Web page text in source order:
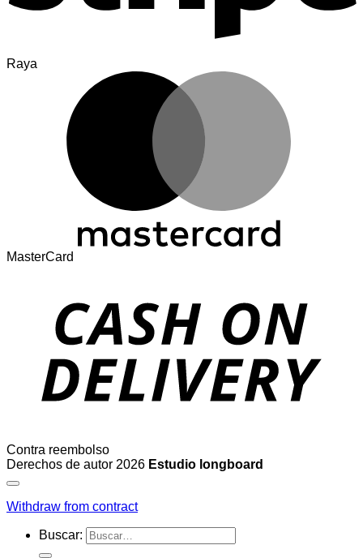
Raya
MasterCard
Contra reembolso
Derechos de autor 2026 Estudio longboard
Withdraw from contract
Buscar: